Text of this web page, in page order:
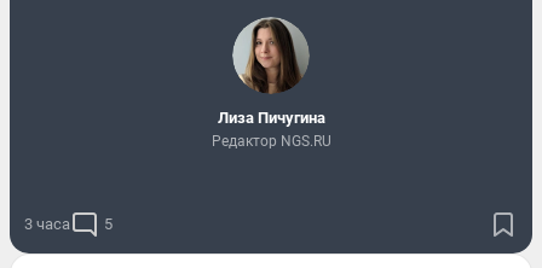
Лиза Пичугина
Редактор NGS.RU
3 часа 5